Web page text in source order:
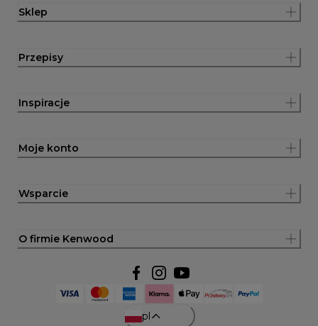
Sklep
Przepisy
Inspiracje
Moje konto
Wsparcie
O firmie Kenwood
pl